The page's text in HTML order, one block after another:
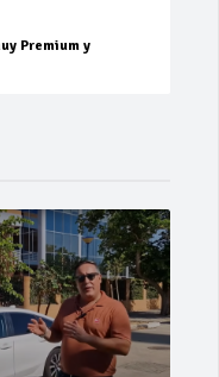
Premium y